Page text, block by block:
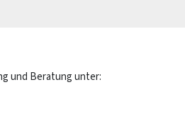
und Beratung unter: